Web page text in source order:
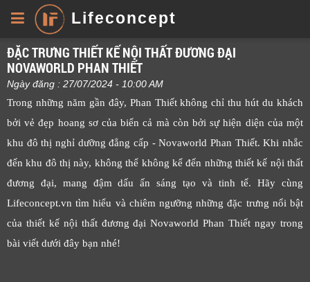
Lifeconcept
ĐẶC TRƯNG THIẾT KẾ NỘI THẤT ĐƯƠNG ĐẠI
NOVAWORLD PHAN THIẾT
Ngày đăng : 27/07/2024 - 10:00 AM
Trong những năm gần đây, Phan Thiết không chỉ thu hút du khách
bởi vẻ đẹp hoang sơ của biển cả mà còn bởi sự hiện diện của một
khu đô thị nghỉ dưỡng đẳng cấp - Novaworld Phan Thiết. Khi nhắc
đến khu đô thị này, không thể không kể đến những thiết kế nội thất
đương đại, mang đậm dấu ấn sáng tạo và tinh tế. Hãy cùng
Lifeconcept.vn tìm hiểu và chiêm ngưỡng những đặc trưng nổi bật
của thiết kế nội thất đương đại Novaworld Phan Thiết ngay trong
bài viết dưới đây bạn nhé!